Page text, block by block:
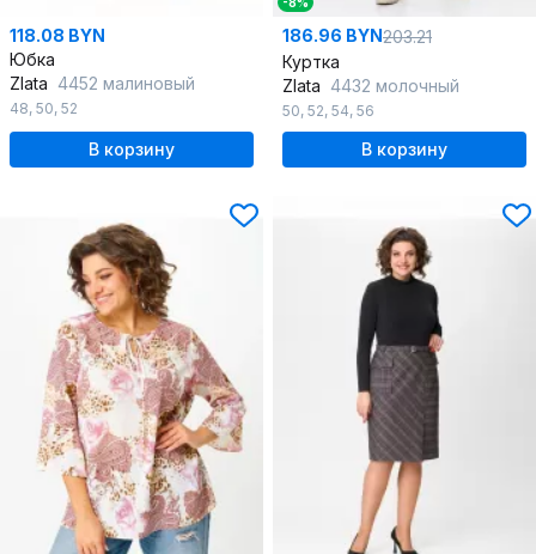
118.08 BYN
Юбка
Zlata 4452 малиновый
48, 50, 52
В корзину
186.96 BYN203.21
Куртка
Zlata 4432 молочный
50, 52, 54, 56
В корзину